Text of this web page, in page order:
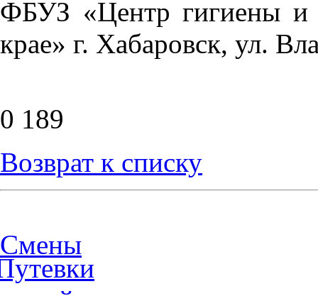
ФБУЗ «Центр гигиены и
крае» г. Хабаровск, ул.
0 189
Возврат к списку
Смены